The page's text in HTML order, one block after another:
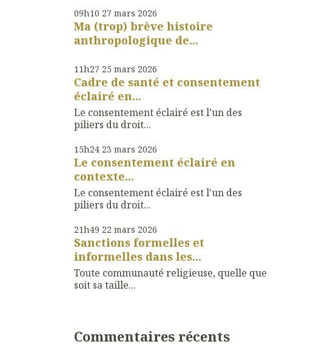
09h10 27 mars 2026
Ma (trop) brève histoire
anthropologique de...
11h27 25 mars 2026
Cadre de santé et consentement
éclairé en...
Le consentement éclairé est l’un des
piliers du droit...
15h24 23 mars 2026
Le consentement éclairé en
contexte...
Le consentement éclairé est l'un des
piliers du droit...
21h49 22 mars 2026
Sanctions formelles et
informelles dans les...
Toute communauté religieuse, quelle que
soit sa taille...
Commentaires récents